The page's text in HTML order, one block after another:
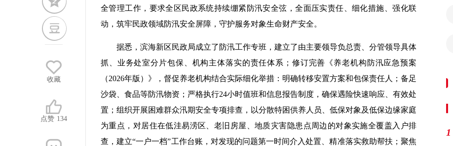
收藏
点赞 134
全管理工作，要求全区民政系统持续绷紧防汛安全弦，全面压实责任、细化措施、强化联
动，筑牢民政领域防汛安全屏障，守护服务对象生命财产安全。
据悉，滨海新区民政局成立了防汛工作专班，建立了由主要领导负总责、分管领导具体
抓、业务处室分片包保、机构主体落实的责任体系；修订完善《养老机构防汛应急预案
（2026年版）》，督促养老机构结合实际细化举措：明确转移安置方案和包保责任人；备足
沙袋、食品等防汛物资；严格执行24小时值班和信息报告制度，确保遇险快速响应、有效处
置；组织开展困难群众汛期安全专项排查，以分散特困供养人员、低保对象及低保边缘家庭
为重点，对居住在低洼易涝区、老旧房屋、地质灾害隐患点周边的对象实施全覆盖入户排
查，建立“一户一档”工作台账，对发现的问题第一时间介入处置、精准落实救助帮扶；聚焦
1